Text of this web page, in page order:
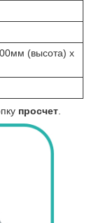
(высота) х
просчет